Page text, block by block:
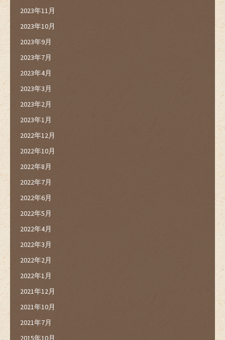
2023年11月
2023年10月
2023年9月
2023年7月
2023年4月
2023年3月
2023年2月
2023年1月
2022年12月
2022年10月
2022年8月
2022年7月
2022年6月
2022年5月
2022年4月
2022年3月
2022年2月
2022年1月
2021年12月
2021年10月
2021年7月
2015年10月